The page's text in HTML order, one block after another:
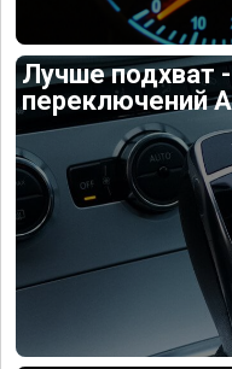
Лучше подхват
переключений